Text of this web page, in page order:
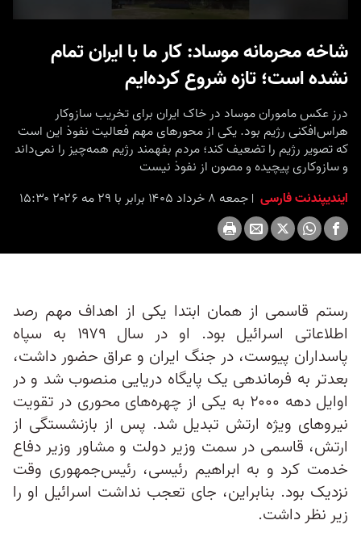
شاخه محرمانه موساد: کار ما با ایران تمام
نشده است؛ تازه شروع کرده‌ایم
درز عکس ماموران موساد در خاک ایران برای تخریب سازوکار
هراس‌افکنی رژیم بود. یکی از محورهای مهم فعالیت نفوذ این است
که تصویر رژیم را تضعیف کند؛ مردم بفهمند رژیم همه‌چیز را نمی‌داند
و سازوکاری پیچیده و مصون از نفوذ نیست
ایندیپندنت فارسی جمعه ۸ خرداد ۱۴۰۵ برابر با ۲۹ مه ۲۰۲۶ ۱۵:۳۰
رستم قاسمی از همان ابتدا یکی از اهداف مهم رصد
اطلاعاتی اسرائیل بود. او در سال ۱۹۷۹ به سپاه
پاسداران پیوست، در جنگ ایران و عراق حضور داشت،
بعدتر به فرماندهی یک پایگاه دریایی منصوب شد و در
اوایل دهه ۲۰۰۰ به یکی از چهره‌های محوری در تقویت
نیروهای ویژه ارتش تبدیل شد. پس از بازنشستگی از
ارتش، قاسمی در سمت وزیر دولت و مشاور وزیر دفاع
خدمت کرد و به ابراهیم رئیسی، رئیس‌جمهوری وقت
نزدیک بود. بنابراین، جای تعجب نداشت اسرائیل او را
زیر نظر داشت.